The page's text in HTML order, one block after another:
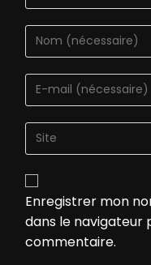
Enregistrer mon
dans le navigateur
commentaire.